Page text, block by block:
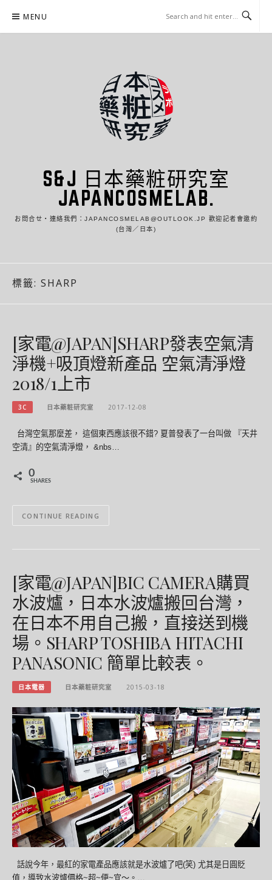
content
MENU
S&J 日本藥粧研究室
JAPANCOSMELAB.
お問合せ・連絡我們：JAPANCOSMELAB@OUTLOOK.JP 歡迎記者會邀約
(台灣／日本)
標籤: SHARP
[家電@JAPAN]SHARP發表空氣清
淨機+吸頂燈新產品 空氣清淨燈
2018/1上市
3C 日本藥粧研究室 2017-12-08
台灣空氣那麼差， 這個東西應該很不錯? 夏普發表了一台叫做 『天井
空清』的空氣清淨燈， &nbs…
0
SHARES
CONTINUE READING
[家電@JAPAN]BIC CAMERA購買
水波爐，日本水波爐搬回台灣，
在日本不用自己搬，直接送到機
場。SHARP TOSHIBA HITACHI
PANASONIC 簡單比較表。
日本電器 日本藥粧研究室 2015-03-18
話說今年，最紅的家電產品應該就是水波爐了吧(笑) 尤其是日圓貶
值，導致水波爐價格~超~便~宜～。…